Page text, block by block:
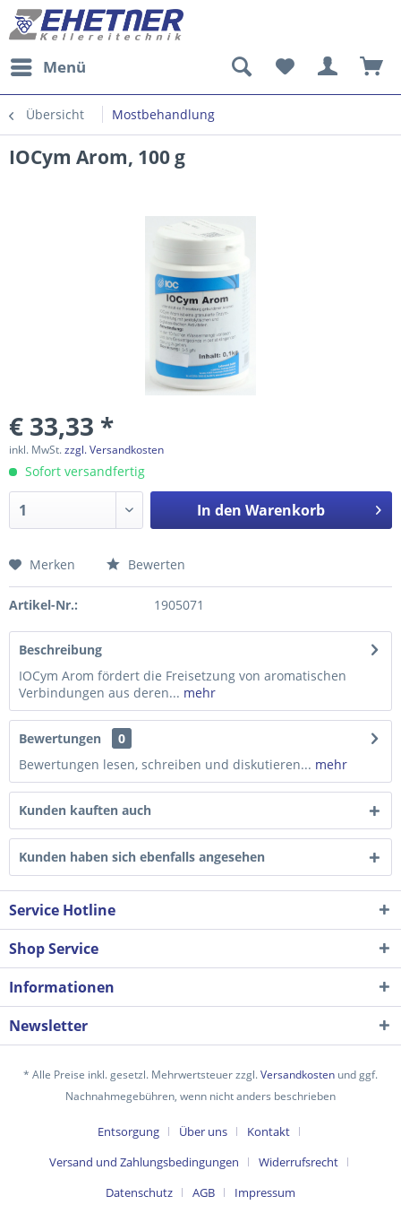
Menü
Übersicht Mostbehandlung
IOCym Arom, 100 g
€ 33,33 *
inkl. MwSt.zzgl. Versandkosten
Sofort versandfertig
In den Warenkorb
Preis anfragen
Ich habe die
verstanden und stimme zu. *
Mit * gekennzeichnete Felder sind Pflichtfelder.
Senden
Merken Bewerten
Artikel-Nr.: 1905071
Beschreibung
IOCym Arom fördert die Freisetzung von aromatischen
Verbindungen aus deren... mehr
Bewertungen
0
Bewertungen lesen, schreiben und diskutieren... mehr
Kunden kauften auch
Kunden haben sich ebenfalls angesehen
Service Hotline
Shop Service
Informationen
Newsletter
* Alle Preise inkl. gesetzl. Mehrwertsteuer zzgl.Versandkosten und ggf.
Nachnahmegebühren, wenn nicht anders beschrieben
Entsorgung Über uns
Kontakt
Versand und Zahlungsbedingungen
Widerrufsrecht
Datenschutz
AGB Impressum